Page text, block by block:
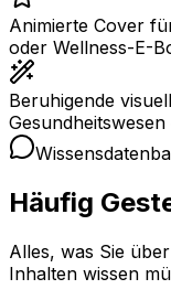
Animierte Cover
oder Wellness-E-
Beruhigende
Häufig
Alles, was Sie
Inhalten wissen